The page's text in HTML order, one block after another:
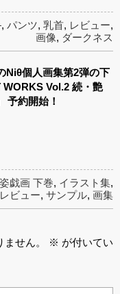
, パンツ, 乳首, レビュー,
画像, ダークネス
Niθ個人画集第2弾の下
WORKS Vol.2 続・艶
予約開始！
戯画 下巻, イラスト集,
レビュー, サンプル, 画集
せん。 ※ が付いてい